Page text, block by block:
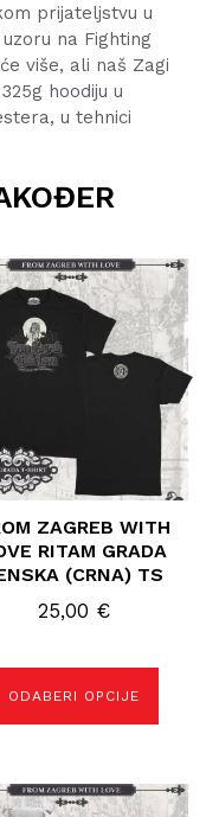
prijateljstvu u
na Fighting
više, ali naš Zagi
hoodiju u
u tehnici
ZAGREB WITH
RITAM GRADA
(CRNA) TS
25,00 €
ODABERI OPCIJE
Ovaj
proizvod
ima
varijanti.
Opcije
proizvoda
Ovaj
proizvod